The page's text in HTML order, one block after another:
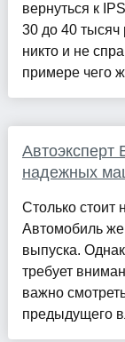
вернуться к
30 до 40 тысяч
никто и не
примере чего
Автоэксперт
надежных
Столько стоит
Автомобиль же
выпуска.
требует
важно
предыдущего